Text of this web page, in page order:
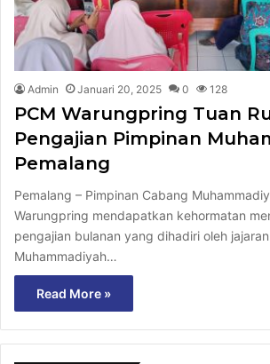
Admin Januari 20, 2025 0 128
PCM Warungpring Tuan
Pengajian Pimpinan
Pemalang
Pemalang – Pimpinan Cabang
Warungpring mendapatkan kehormatan
pengajian bulanan yang dihadiri oleh
Muhammadiyah…
Read More »